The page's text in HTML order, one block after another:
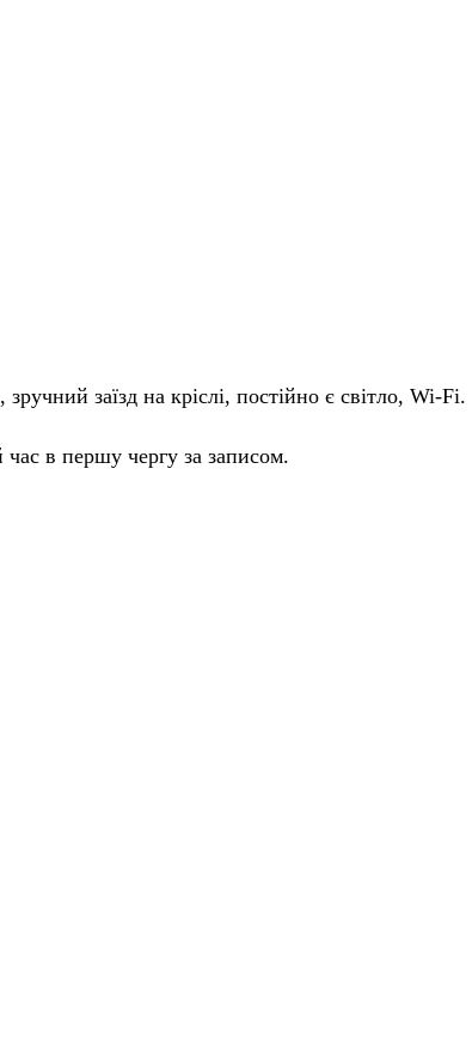
заїзд на кріслі, постійно є світло, Wi-Fi.
в першу чергу за записом.